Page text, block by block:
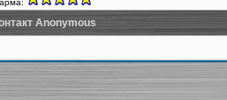
Anonymous